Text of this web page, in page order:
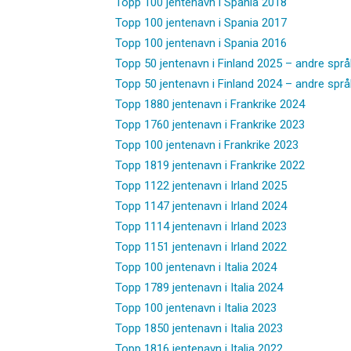
Topp 100 jentenavn i Spania 2017
Topp 100 jentenavn i Spania 2016
Topp 50 jentenavn i Finland 2025 – andre
Topp 50 jentenavn i Finland 2024 – andre
Topp 1880 jentenavn i Frankrike 2024
Topp 1760 jentenavn i Frankrike 2023
Topp 100 jentenavn i Frankrike 2023
Topp 1819 jentenavn i Frankrike 2022
Topp 1122 jentenavn i Irland 2025
Topp 1147 jentenavn i Irland 2024
Topp 1114 jentenavn i Irland 2023
Topp 1151 jentenavn i Irland 2022
Topp 100 jentenavn i Italia 2024
Topp 1789 jentenavn i Italia 2024
Topp 100 jentenavn i Italia 2023
Topp 1850 jentenavn i Italia 2023